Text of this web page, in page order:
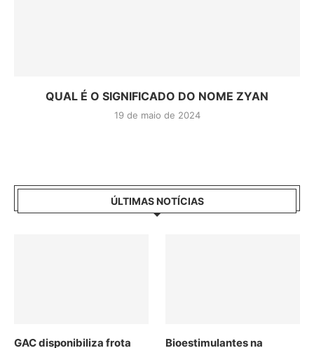
QUAL É O SIGNIFICADO DO NOME ZYAN
19 de maio de 2024
ÚLTIMAS NOTÍCIAS
GAC disponibiliza frota
Bioestimulantes na